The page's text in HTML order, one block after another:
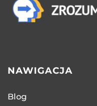
NAWIGACJA
Blog